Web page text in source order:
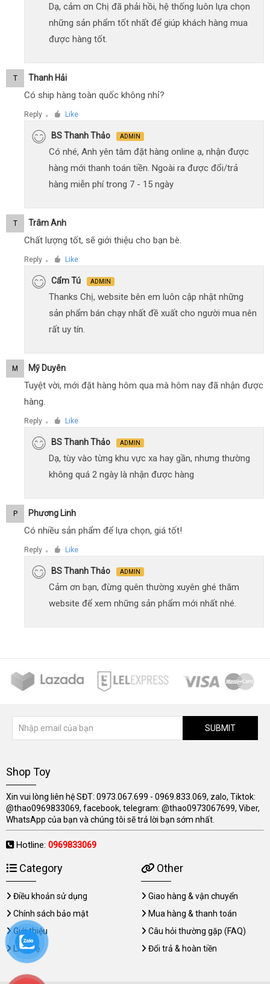
Dạ, cảm ơn Chị đã phải hồi, hệ thống luôn lựa chọn
những sản phẩm tốt nhất để giúp khách hàng mua
được hàng tốt.
T Thanh Hải
Có ship hàng toàn quốc không nhỉ?
Reply ● Like
BS Thanh Thảo ADMIN
Có nhé, Anh yên tâm đặt hàng online ạ, nhận được
hàng mới thanh toán tiền. Ngoài ra được đổi/trả
hàng miễn phí trong 7 - 15 ngày
T Trâm Anh
Chất lượng tốt, sẽ giới thiệu cho bạn bè.
Reply ● Like
Cẩm Tú ADMIN
Thanks Chị, website bên em luôn cập nhật những
sản phẩm bán chạy nhất đề xuất cho người mua nên
rất uy tín.
M Mỹ Duyên
Tuyệt vời, mới đặt hàng hôm qua mà hôm nay đã nhận được
hàng.
Reply ● Like
BS Thanh Thảo ADMIN
Dạ, tùy vào từng khu vực xa hay gần, nhưng thường
không quá 2 ngày là nhận được hàng
P Phương Linh
Có nhiều sản phẩm để lựa chọn, giá tốt!
Reply ● Like
BS Thanh Thảo ADMIN
Cảm ơn bạn, đừng quên thường xuyên ghé thăm
website để xem những sản phẩm mới nhất nhé.
SUBMIT
Shop Toy
Xin vui lòng liên hệ SĐT: 0973.067.699 - 0969.833.069, zalo, Tiktok:
@thao0969833069, facebook, telegram: @thao0973067699, Viber,
WhatsApp của bạn và chúng tôi sẽ trả lời bạn sớm nhất.
Hotline: 0969833069
Category
Điều khoản sử dụng
Chính sách bảo mật
Giới thiệu
Liên hệ
Other
Giao hàng & vận chuyển
Mua hàng & thanh toán
Câu hỏi thường gặp (FAQ)
Đổi trả & hoàn tiền